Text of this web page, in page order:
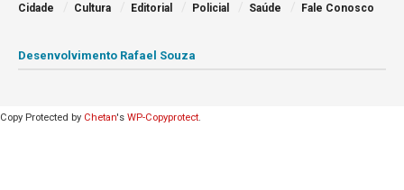
Cidade Cultura Editorial Policial Saúde Fale Conosco
Desenvolvimento Rafael Souza
Copy Protected by Chetan's WP-Copyprotect.